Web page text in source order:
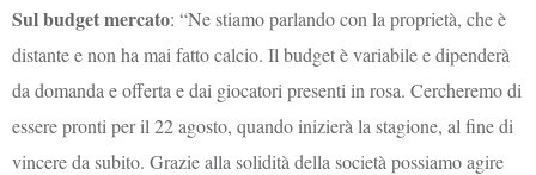
Sul budget mercato: “Ne stiamo parlando con la proprietà, che è
distante e non ha mai fatto calcio. Il budget è variabile e dipenderà
da domanda e offerta e dai giocatori presenti in rosa. Cercheremo di
essere pronti per il 22 agosto, quando inizierà la stagione, al fine di
vincere da subito. Grazie alla solidità della società possiamo agire